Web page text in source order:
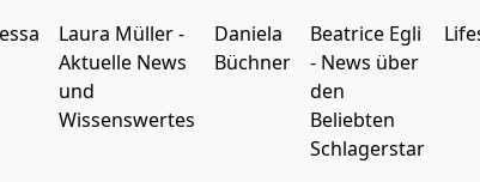
Laura Müller -
Aktuelle News
und
Wissenswertes
Daniela
Büchner
Beatrice Egli
- News über
den
Beliebten
Schlagerstar